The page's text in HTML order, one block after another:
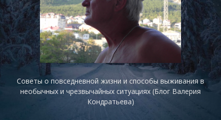
Советы о повседневной жизни и способы выживания в
необычных и чрезвычайных ситуациях (Блог Валерия
Кондратьева)